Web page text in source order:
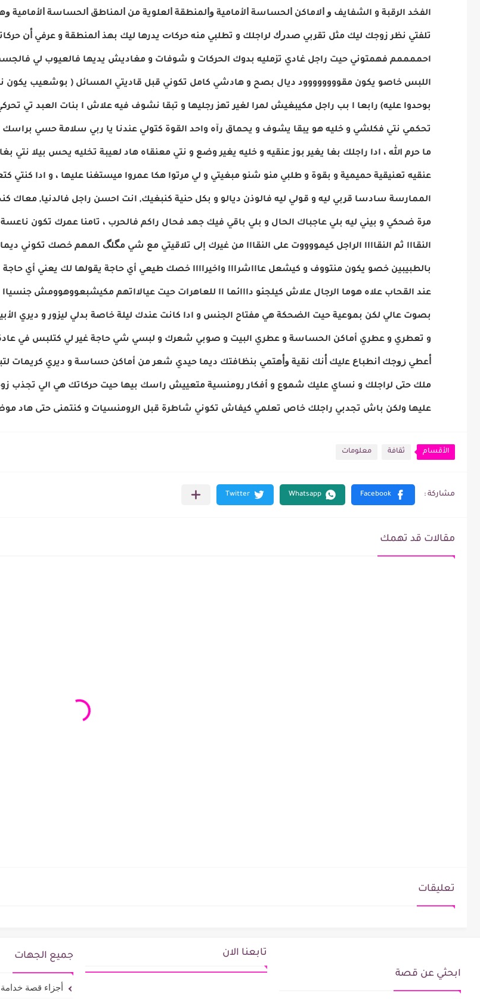
الفخد الرقبة و الشفايف ﻭ ﺍﻻﻣﺎﻛﻦ ﺍﻟﺤﺴﺎﺳﺔ ﺍﻷﻣﺎﻣﻴﺔ ﻭﺍﻟﻤﻨﻄﻘﺔ ﺍﻟﻌﻠﻮﻳﺔ ﻣﻦ ﺍﻟﻤﻨﺎﻃﻖ ﺍﻟﺤﺴﺎﺳﺔ ﺍﻷﻣﺎﻣﻴﺔ
تلفتي نظر زوجك ليك ﻣﺜﻞ ﺗﻘﺮﺑﻲ ﺻﺪﺭﻙ لراجلك و ﺗﻄﻠﺒﻲ ﻣﻨﻪ ﺣﺮﻛﺎﺕ يدرها ليك ﺑﻬﺬ ﺍﻟﻤﻨﻄﻘﺔ و ﻋﺮﻓﻲ ﺃﻥ
احممممم فهمتوني حيت راجل غادي تزمليه بدوك الحركات و شوفات و مغاديش يديها فالعيوب لي فالجسم
اللبس خاصو يكون مقوووووووود ديال بصح و هادشي كامل تكوني قبل قاديتي المسائل ( بوشعيب يكون
بوحدوا عليه) رابعا ا بب راجل مكيبغيش لمرا لغير تهز رجليها و تبقا نشوف فيه علاش ا بنات العبد تي
تحكمي نتي فكلشي و خليه هو يبقا يشوف و يحماق رآه واحد القوة كتولي عندنا يا ربي سلامة حسي
ما حرم الله ، ادا راجلك بغا يغير بوز عنقيه و خليه يغير وضع و نتي معنقاه هاد لعيبة تخليه يحس بيلا
عنقيه تعنيقية حميمية و بقوة و طلبي منو شنو مبغيتي و لي مرتوا هكا عمروا ميستغنا عليها ، و ادا
الممارسة سادسا قربي ليه و قولي ليه فالوذن ديالو و بكل حنية كنبغيك, انت احسن راجل فالدنيا,
مرة ضحكي و بيني ليه بلي عاجباك الحال و بلي باقي فيك جهد فحال راكم فالحرب ، تامنا عمرك تكون
النقااا ثم النقاااا الراجل كيمووووت على النقااا من غيرك إلى تلاقيتي مع شي مگلگ المهم خصك تكوني
بالطبيبين خصو يكون منتووف و كيشعل عاااشرااا واخيراااا خصك طيعي أي حاجة يقولها لك يعني أي
عند القحاب علاه هوما الرجال علاش كيلجئو دااائما اا للعاهرات حيت عيالااتهم مكيشبعووهوومش
بصوت عالي لكن بموعية حيت الضحكة هي مفتاح الجنس و ادا كانت عندك ليلة خاصة بدلي ليزور و ديري
و تعطري و عطري أماكن الحساسة و عطري البيت و صوبي شعرك و لبسي شي حاجة غير لي كتلبس في
ﺃﻋﻄﻲ ﺯﻭﺟﻚ ﺍﻧﻄﺒﺎﻉ ﻋليك ﺃﻧﻚ نقية ﻭﺃﻫﺘﻤﻲ ﺑﻨﻈﺎﻓﺘﻚ ديما حيدي شعر من أماكن حساسة و ديري
ملك حتى لراجلك و نساي عليك شموع و أفكار رومنسية متعييش راسك بيها حيت حركاتك هي الي تجذب
عليها ولكن باش تجدبي راجلك خاص تعلمي كيفاش تكوني شاطرة قبل الرومنسيات و كنتمنى حتى هاد
الأقسام ثقافة معلومات
مقالات قد تهمك
تعليقات
ابحثي عن قصة
تابعنا الان جميع الجهات
أجزاء قصة